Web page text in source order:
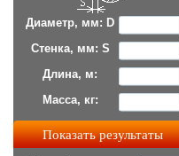
Диаметр, мм: D
Стенка, мм: S
Длина, м:
Масса, кг: